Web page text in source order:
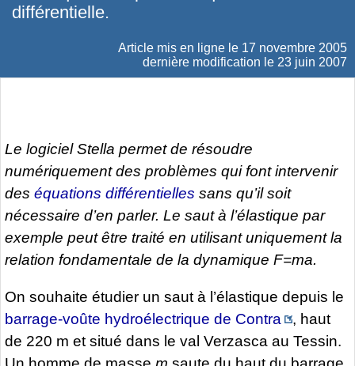
différentielle.
Article mis en ligne le 17 novembre 2005
dernière modification le 23 juin 2007
Le logicielStella permet de résoudre
numériquement des problèmes qui font intervenir
des équations différentielles sans qu’il soit
nécessaire d’en parler. Le saut à l’élastique par
exemple peut être traité en utilisant uniquement la
relation fondamentale de la dynamique F=ma.
On souhaite étudier un saut à l’élastique depuis le
barrage-voûte hydroélectrique de Contra
, haut
de 220 m et situé dans le val Verzasca au Tessin.